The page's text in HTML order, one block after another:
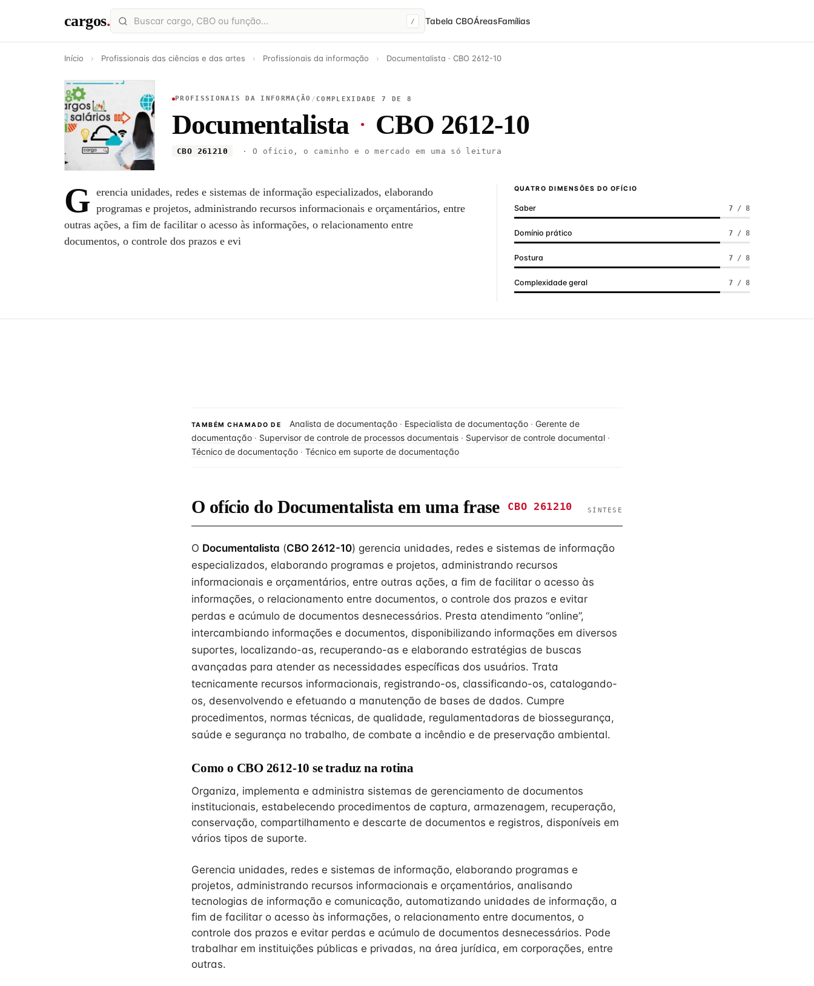
cargos. / Tabela CBOÁreasFamílias
Início › Profissionais das ciências e das artes › Profissionais da informação › Documentalista · CBO 2612-10
PROFISSIONAIS DA INFORMAÇÃO / COMPLEXIDADE 7 DE 8
Documentalista · CBO 2612-10
CBO 261210 · O ofício, o caminho e o mercado em uma só leitura
G erencia unidades, redes e sistemas de informação especializados, elaborando
programas e projetos, administrando recursos informacionais e orçamentários, entre
outras ações, a fim de facilitar o acesso às informações, o relacionamento entre
documentos, o controle dos prazos e evi
QUATRO DIMENSÕES DO OFÍCIO
Saber 7 / 8
Domínio prático 7 / 8
Postura 7 / 8
Complexidade geral 7 / 8
TAMBÉM CHAMADO DE Analista de documentação · Especialista de documentação · Gerente de
documentação · Supervisor de controle de processos documentais · Supervisor de controle documental ·
Técnico de documentação · Técnico em suporte de documentação
O ofício do Documentalista em uma frase CBO 261210 SÍNTESE
O Documentalista (CBO 2612-10) gerencia unidades, redes e sistemas de informação
especializados, elaborando programas e projetos, administrando recursos
informacionais e orçamentários, entre outras ações, a fim de facilitar o acesso às
informações, o relacionamento entre documentos, o controle dos prazos e evitar
perdas e acúmulo de documentos desnecessários. Presta atendimento “online”,
intercambiando informações e documentos, disponibilizando informações em diversos
suportes, localizando-as, recuperando-as e elaborando estratégias de buscas
avançadas para atender as necessidades específicas dos usuários. Trata
tecnicamente recursos informacionais, registrando-os, classificando-os, catalogando-
os, desenvolvendo e efetuando a manutenção de bases de dados. Cumpre
procedimentos, normas técnicas, de qualidade, regulamentadoras de biossegurança,
saúde e segurança no trabalho, de combate a incêndio e de preservação ambiental.
Como o CBO 2612-10 se traduz na rotina
Organiza, implementa e administra sistemas de gerenciamento de documentos
institucionais, estabelecendo procedimentos de captura, armazenagem, recuperação,
conservação, compartilhamento e descarte de documentos e registros, disponíveis em
vários tipos de suporte.
Gerencia unidades, redes e sistemas de informação, elaborando programas e
projetos, administrando recursos informacionais e orçamentários, analisando
tecnologias de informação e comunicação, automatizando unidades de informação, a
fim de facilitar o acesso às informações, o relacionamento entre documentos, o
controle dos prazos e evitar perdas e acúmulo de documentos desnecessários. Pode
trabalhar em instituições públicas e privadas, na área jurídica, em corporações, entre
outras.